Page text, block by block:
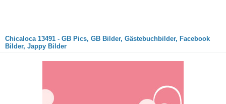
Chicaloca 13491 - GB Pics, GB Bilder, Gästebuchbilder, Facebook
Bilder, Jappy Bilder